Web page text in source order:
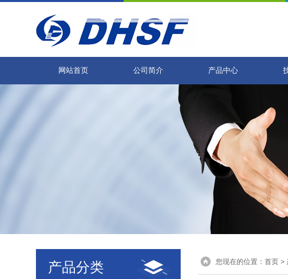
网站首页 公司简介 产品中心
产品分类 您现在的位置： 首页 >